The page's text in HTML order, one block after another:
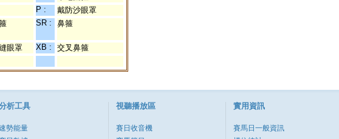
P :
戴防沙眼罩
SR : 鼻箍
眼罩 XB :
交叉鼻箍
析工具
勢能量
視聽播放區
賽日收音機
實用資訊
賽馬日一般資訊